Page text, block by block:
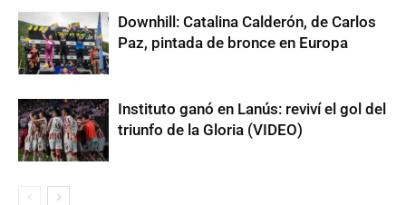
Downhill: Catalina Calderón, de Carlos
Paz, pintada de bronce en Europa
Instituto ganó en Lanús: reviví el gol del
triunfo de la Gloria (VIDEO)